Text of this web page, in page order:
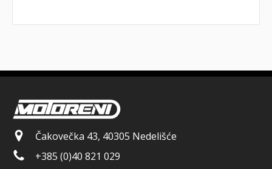
Čakovečka 43, 40305 Nedelišće
+385 (0)40 821 029